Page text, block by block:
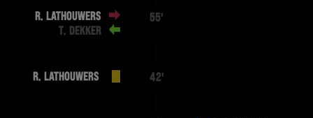
R. LATHOUWERS
T. DEKKER
55'
R. LATHOUWERS 42'